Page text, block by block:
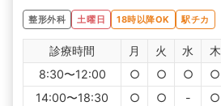
整形外科 土曜日 18時以降OK 駅チカ
診療時間 月 火 水 木
8:30〜12:00
○ ○ ○ ○
14:00〜18:30
○ ○ - ○